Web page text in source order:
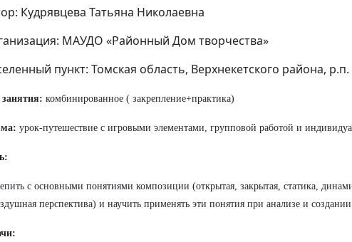
Кудрявцева Татьяна Николаевна
МАУДО «Районный Дом творчества»
пункт: Томская область, Верхнекетского района,
комбинированное ( закрепление+практика)
урок-путешествие с игровыми элементами, групповой работой и
с основными понятиями композиции (открытая, закрытая, статика,
перспектива) и научить применять эти понятия при анализе и